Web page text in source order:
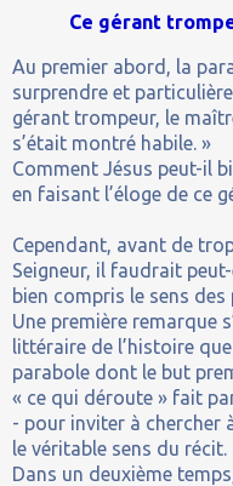
Ce gérant
Au premier abord, la
surprendre et
gérant trompeur, le
s’était montré habile. »
Comment Jésus peut-il
en faisant l’éloge de ce
Cependant, avant de
Seigneur, il faudrait
bien compris le sens des
Une première remarque
littéraire de l’histoire
parabole dont le but
« ce qui déroute » fait
- pour inviter à chercher
le véritable sens du récit.
Dans un deuxième